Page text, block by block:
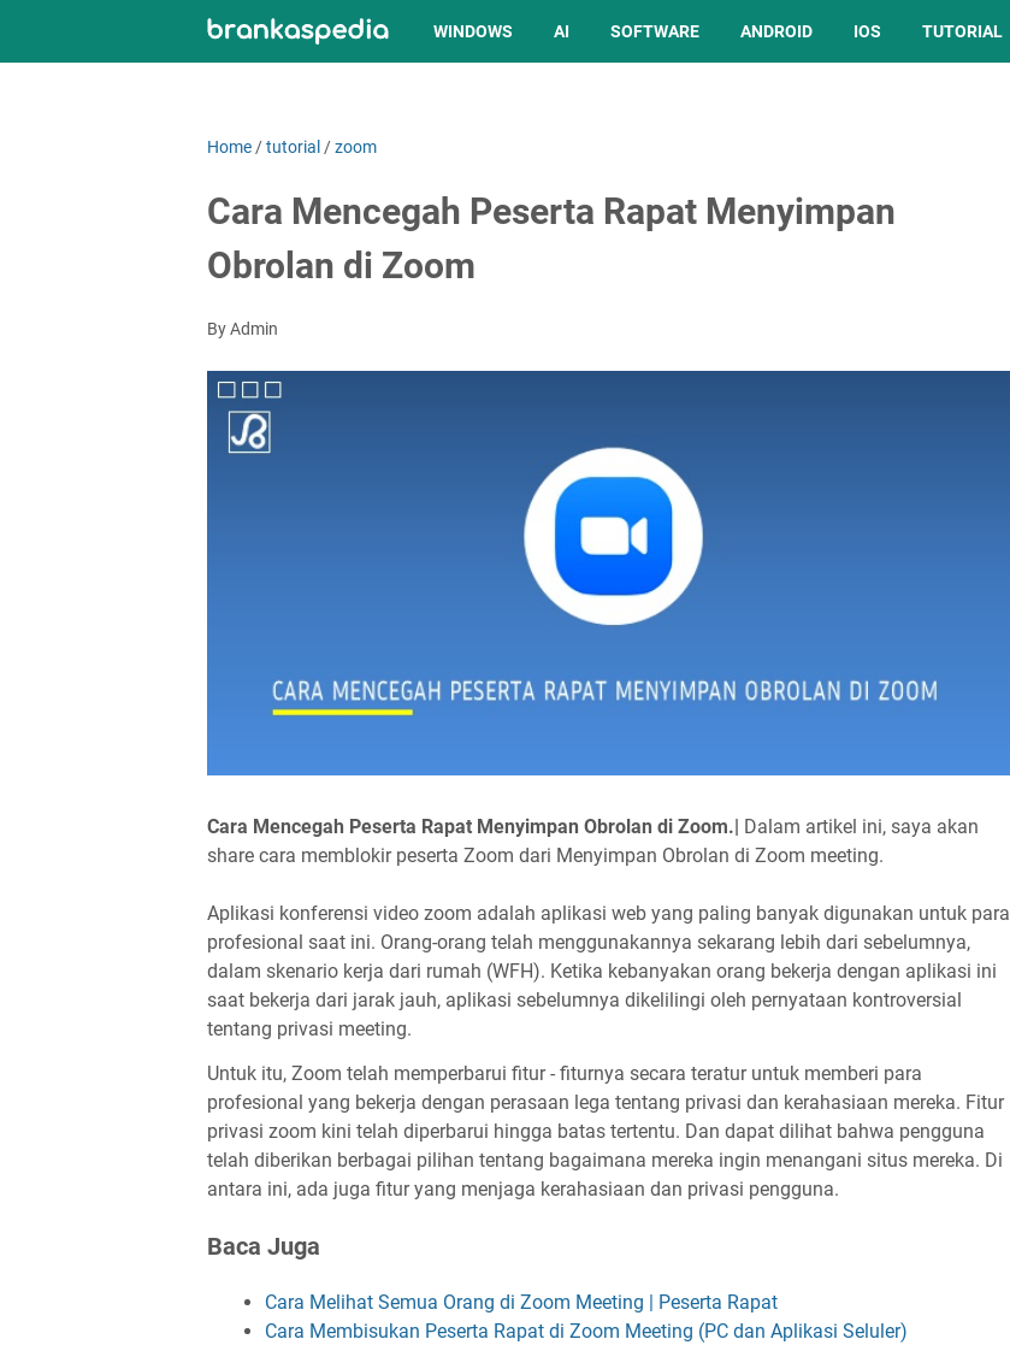
WINDOWS AI SOFTWARE ANDROID IOS TUTORIAL
Home /tutorial /zoom
Cara Mencegah Peserta Rapat Menyimpan
Obrolan di Zoom
By Admin
Cara Mencegah Peserta Rapat Menyimpan Obrolan di Zoom.| Dalam artikel ini, saya akan
share cara memblokir peserta Zoom dari Menyimpan Obrolan di Zoom meeting.
Aplikasi konferensi video zoom adalah aplikasi web yang paling banyak digunakan untuk para
profesional saat ini. Orang-orang telah menggunakannya sekarang lebih dari sebelumnya,
dalam skenario kerja dari rumah (WFH). Ketika kebanyakan orang bekerja dengan aplikasi ini
saat bekerja dari jarak jauh, aplikasi sebelumnya dikelilingi oleh pernyataan kontroversial
tentang privasi meeting.
Untuk itu, Zoom telah memperbarui fitur - fiturnya secara teratur untuk memberi para
profesional yang bekerja dengan perasaan lega tentang privasi dan kerahasiaan mereka. Fitur
privasi zoom kini telah diperbarui hingga batas tertentu. Dan dapat dilihat bahwa pengguna
telah diberikan berbagai pilihan tentang bagaimana mereka ingin menangani situs mereka. Di
antara ini, ada juga fitur yang menjaga kerahasiaan dan privasi pengguna.
Baca Juga
Cara Melihat Semua Orang di Zoom Meeting | Peserta Rapat
Cara Membisukan Peserta Rapat di Zoom Meeting (PC dan Aplikasi Seluler)